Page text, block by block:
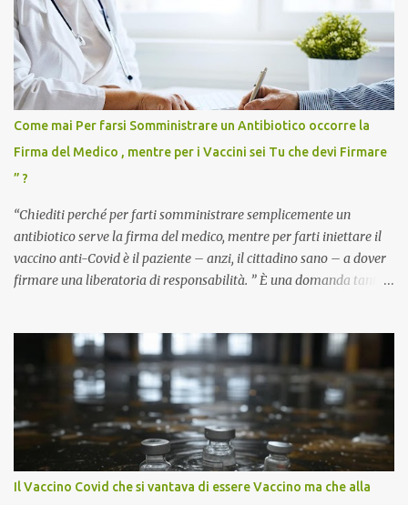
Come mai Per farsi Somministrare un Antibiotico occorre la
Firma del Medico , mentre per i Vaccini sei Tu che devi Firmare
” ?
“Chiediti perché per farti somministrare semplicemente un
antibiotico serve la firma del medico, mentre per farti iniettare il
vaccino anti-Covid è il paziente – anzi, il cittadino sano – a dover
firmare una liberatoria di responsabilità. ” È una domanda tanto
pandemia. Un interrogativo che dovrebbe scuotere chiunque abbia
ancora il coraggio di pensare con la propria testa. Per il vaccino
anti-Covid, un pro-farmaco, con autorizzazione condizionata,
sviluppato in tempi record, con tecnologie mai utilizzate prima su
larga scala, ancora oggetto di studio e di discussione
internazionale serve solo una firma. La tua. Lo si somministra
anche a persone sane, giovani, senza fattori di rischio, spesso già
Il Vaccino Covid che si vantava di essere Vaccino ma che alla